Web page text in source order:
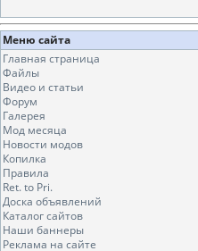
Меню сайта
Главная страница
Файлы
Видео и статьи
Форум
Галерея
Мод месяца
Новости модов
Копилка
Правила
Ret. to Pri.
Доска объявлений
Каталог сайтов
Наши баннеры
Реклама на сайте